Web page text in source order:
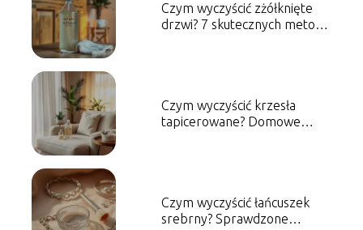
Czym wyczyścić zżółknięte
drzwi? 7 skutecznych metod
Czym wyczyścić krzesła
tapicerowane? Domowe
Czym wyczyścić łańcuszek
srebrny? Sprawdzone